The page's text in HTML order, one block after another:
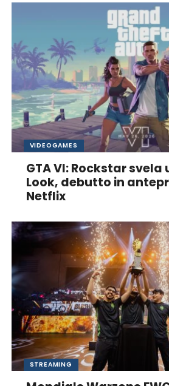
VIDEOGAMES
GTA VI: Rockstar svela
Look, debutto in
Netflix
STREAMING